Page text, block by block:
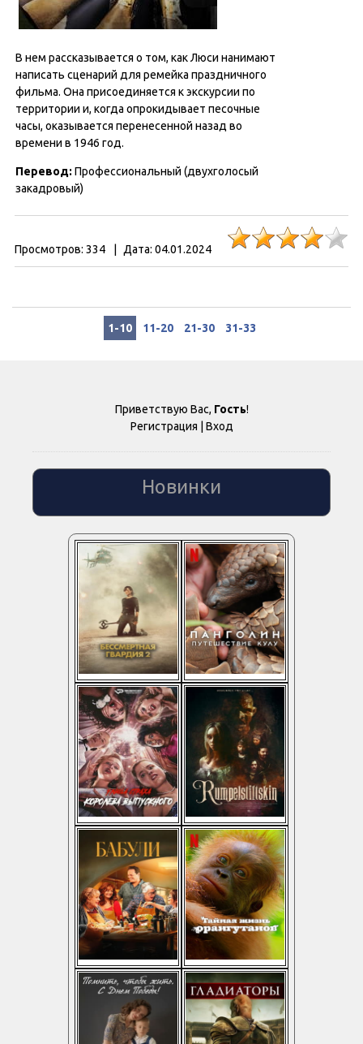
В нем рассказывается о том, как Люси нанимают
написать сценарий для ремейка праздничного
фильма. Она присоединяется к экскурсии по
территории и, когда опрокидывает песочные
часы, оказывается перенесенной назад во
времени в 1946 год.
Перевод: Профессиональный (двухголосый
закадровый)
Просмотров: 334 Дата: 04.01.2024
1-10 11-20 21-30 31-33
Приветствую Вас, Гость!
Регистрация
Вход
Новинки